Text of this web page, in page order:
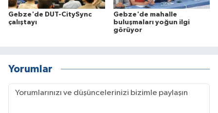
Gebze'de DUT-CitySync
çalıştayı
Gebze'de mahalle
buluşmaları yoğun ilgi
görüyor
Yorumlar